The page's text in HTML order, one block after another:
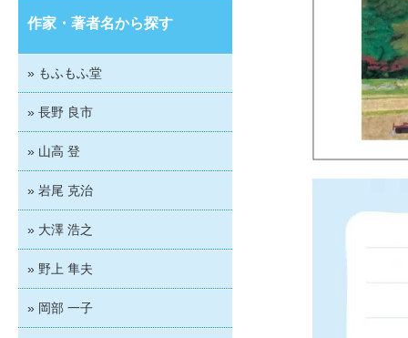
作家・著者名から探す
» もふもふ堂
» 長野 良市
» 山高 登
» 岩尾 克治
» 大澤 浩之
» 野上 隼夫
» 岡部 一子